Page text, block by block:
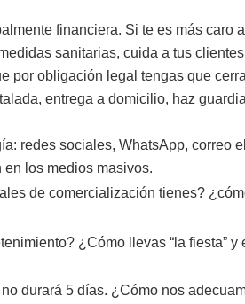
financiera. Si te es más caro
sanitarias, cuida a tus
por obligación legal tengas que
entrega a domicilio, haz
redes sociales, WhatsApp, correo
los medios masivos.
de comercialización tienes?
¿Cómo llevas “la fiesta” y
durará 5 días. ¿Cómo nos